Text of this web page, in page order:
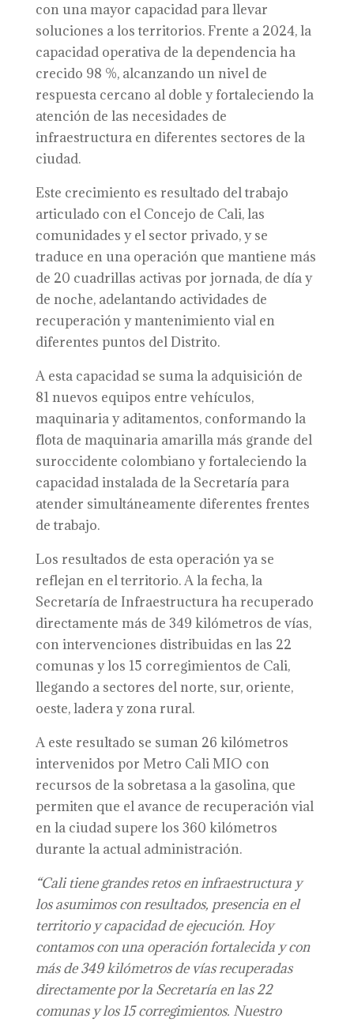
con una mayor capacidad para llevar
soluciones a los territorios. Frente a 2024, la
capacidad operativa de la dependencia ha
crecido 98 %, alcanzando un nivel de
respuesta cercano al doble y fortaleciendo la
atención de las necesidades de
infraestructura en diferentes sectores de la
ciudad.
Este crecimiento es resultado del trabajo
articulado con el Concejo de Cali, las
comunidades y el sector privado, y se
traduce en una operación que mantiene más
de 20 cuadrillas activas por jornada, de día y
de noche, adelantando actividades de
recuperación y mantenimiento vial en
diferentes puntos del Distrito.
A esta capacidad se suma la adquisición de
81 nuevos equipos entre vehículos,
maquinaria y aditamentos, conformando la
flota de maquinaria amarilla más grande del
suroccidente colombiano y fortaleciendo la
capacidad instalada de la Secretaría para
atender simultáneamente diferentes frentes
de trabajo.
Los resultados de esta operación ya se
reflejan en el territorio. A la fecha, la
Secretaría de Infraestructura ha recuperado
directamente más de 349 kilómetros de vías,
con intervenciones distribuidas en las 22
comunas y los 15 corregimientos de Cali,
llegando a sectores del norte, sur, oriente,
oeste, ladera y zona rural.
A este resultado se suman 26 kilómetros
intervenidos por Metro Cali MIO con
recursos de la sobretasa a la gasolina, que
permiten que el avance de recuperación vial
en la ciudad supere los 360 kilómetros
durante la actual administración.
“Cali tiene grandes retos en infraestructura y
los asumimos con resultados, presencia en el
territorio y capacidad de ejecución. Hoy
contamos con una operación fortalecida y con
más de 349 kilómetros de vías recuperadas
directamente por la Secretaría en las 22
comunas y los 15 corregimientos. Nuestro